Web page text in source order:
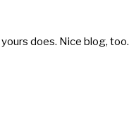
does. Nice blog, too.